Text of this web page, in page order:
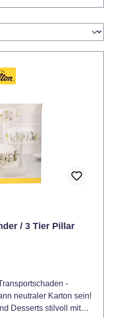
/ 3 Tier Pillar
-
neutraler Karton sein!
Desserts stilvoll mit